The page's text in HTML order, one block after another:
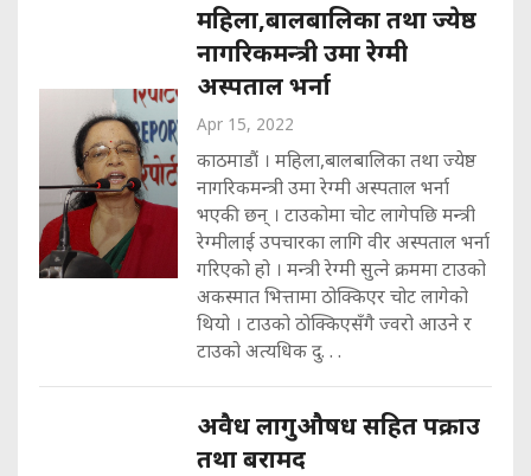
महिला,बालबालिका तथा ज्येष्ठ
नागरिकमन्त्री उमा रेग्मी
अस्पताल भर्ना
Apr 15, 2022
काठमाडौं । महिला,बालबालिका तथा ज्येष्ठ
नागरिकमन्त्री उमा रेग्मी अस्पताल भर्ना
भएकी छन् । टाउकोमा चोट लागेपछि मन्त्री
रेग्मीलाई उपचारका लागि वीर अस्पताल भर्ना
गरिएको हो । मन्त्री रेग्मी सुत्ने क्रममा टाउको
अकस्मात भित्तामा ठोक्किएर चोट लागेको
थियो । टाउको ठोक्किएसँगै ज्वरो आउने र
टाउको अत्यधिक दु. . .
अवैध लागुऔषध सहित पक्राउ
तथा बरामद